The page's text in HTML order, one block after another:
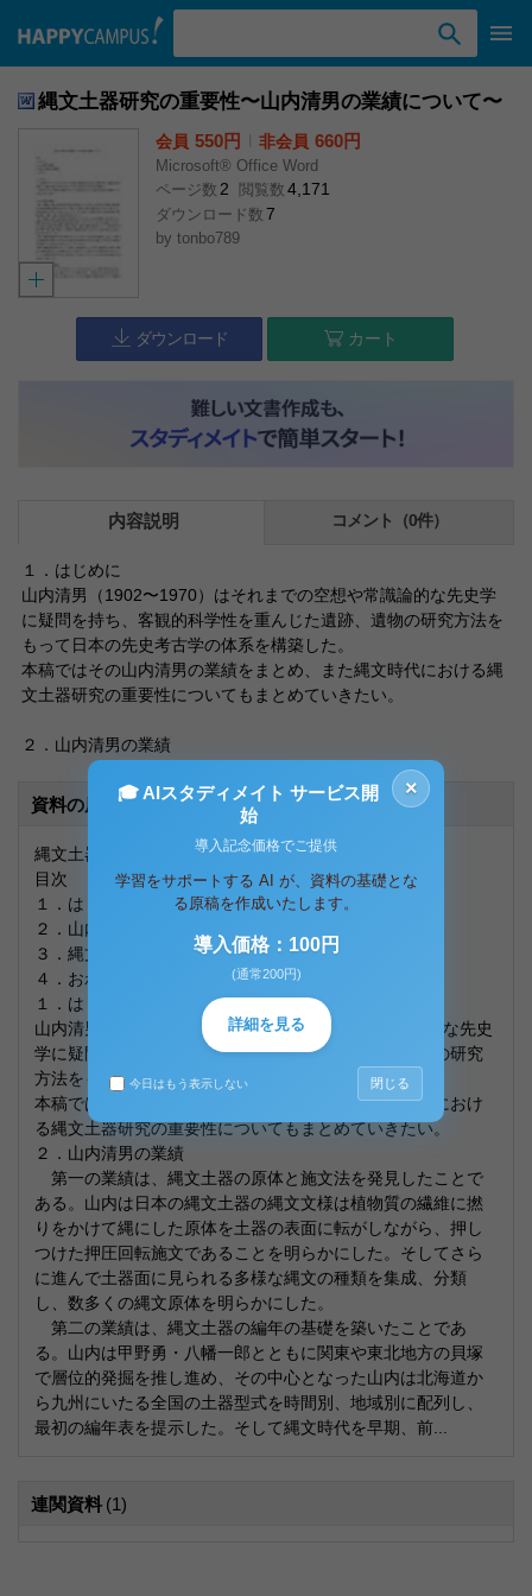
縄文土器研究の重要性〜山内清男の業績について〜
会員 550円 非会員 660円
Microsoft® Office Word
ページ数 2 閲覧数 4,171
ダウンロード数 7
by tonbo789
ダウンロード カート
内容説明 コメント（0件）
１．はじめに
山内清男（1902〜1970）はそれまでの空想や常識論的な先史学
に疑問を持ち、客観的科学性を重んじた遺跡、遺物の研究方法を
もって日本の先史考古学の体系を構築した。
本稿ではその山内清男の業績をまとめ、また縄文時代における縄
文土器研究の重要性についてもまとめていきたい。
２．山内清男の業績
資料の原本内容
縄文土器研究の重要性～山内清男の業績について～
目次
１．はじめに
２．山内清男の業績
３．縄文土器研究の重要性
４．おわりに
１．はじめに
山内清男（1902～1970）はそれまでの空想や常識論的な先史
学に疑問を持ち、客観的科学性を重んじた遺跡、遺物の研究
方法をもって日本の先史考古学の体系を構築した。
本稿ではその山内清男の業績をまとめ、また縄文時代におけ
る縄文土器研究の重要性についてもまとめていきたい。
２．山内清男の業績
第一の業績は、縄文土器の原体と施文法を発見したことで
ある。山内は日本の縄文土器の縄文文様は植物質の繊維に撚
りをかけて縄にした原体を土器の表面に転がしながら、押し
つけた押圧回転施文であることを明らかにした。そしてさら
に進んで土器面に見られる多様な縄文の種類を集成、分類
し、数多くの縄文原体を明らかにした。
第二の業績は、縄文土器の編年の基礎を築いたことであ
る。山内は甲野勇・八幡一郎とともに関東や東北地方の貝塚
で層位的発掘を推し進め、その中心となった山内は北海道か
ら九州にいたる全国の土器型式を時間別、地域別に配列し、
最初の編年表を提示した。そして縄文時代を早期、前...
連関資料 (1)
×
🎓 AIスタディメイト サービス開
始
導入記念価格でご提供
学習をサポートする AI が、資料の基礎とな
る原稿を作成いたします。
導入価格：100円
(通常200円)
詳細を見る
今日はもう表示しない 閉じる